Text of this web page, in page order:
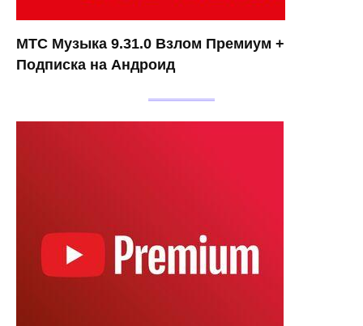
МТС Музыка 9.31.0 Взлом Премиум +
Подписка на Андроид